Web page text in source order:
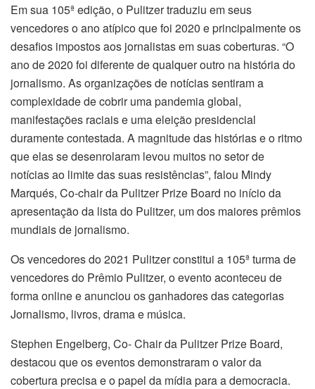
Em sua 105ª edição, o Pulitzer traduziu em seus
vencedores o ano atípico que foi 2020 e principalmente os
desafios impostos aos jornalistas em suas coberturas. “O
ano de 2020 foi diferente de qualquer outro na história do
jornalismo. As organizações de notícias sentiram a
complexidade de cobrir uma pandemia global,
manifestações raciais e uma eleição presidencial
duramente contestada. A magnitude das histórias e o ritmo
que elas se desenrolaram levou muitos no setor de
notícias ao limite das suas resistências”, falou Mindy
Marqués, Co-chair da Pulitzer Prize Board no início da
apresentação da lista do Pulitzer, um dos maiores prêmios
mundiais de jornalismo.
Os vencedores do 2021 Pulitzer constitui a 105ª turma de
vencedores do Prêmio Pulitzer, o evento aconteceu de
forma online e anunciou os ganhadores das categorias
Jornalismo, livros, drama e música.
Stephen Engelberg, Co- Chair da Pulitzer Prize Board,
destacou que os eventos demonstraram o valor da
cobertura precisa e o papel da mídia para a democracia.